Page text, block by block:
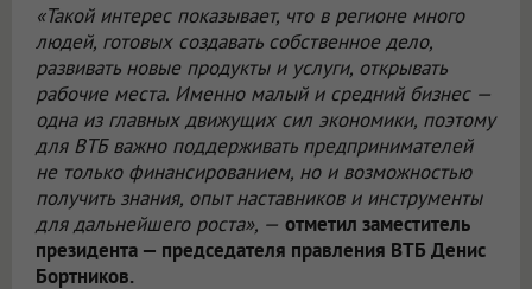
«Такой интерес показывает, что в регионе много
людей, готовых создавать собственное дело,
развивать новые продукты и услуги, открывать
рабочие места. Именно малый и средний бизнес —
одна из главных движущих сил экономики, поэтому
для ВТБ важно поддерживать предпринимателей
не только финансированием, но и возможностью
получить знания, опыт наставников и инструменты
для дальнейшего роста», — отметил заместитель
президента — председателя правления ВТБ Денис
Бортников.